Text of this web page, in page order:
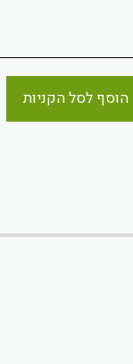
הוסף לסל הקניות